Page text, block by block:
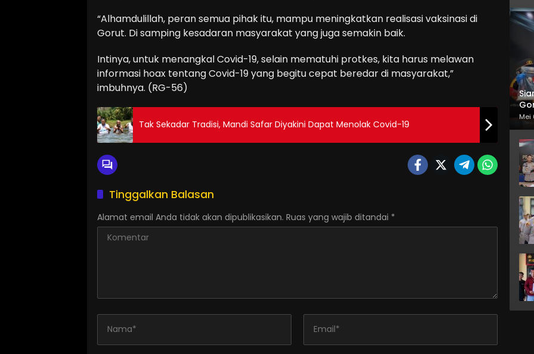
“Alhamdulillah, peran semua pihak itu, mampu meningkatkan realisasi vaksinasi di
Gorut. Di samping kesadaran masyarakat yang juga semakin baik.
Intinya, untuk menangkal Covid-19, selain mematuhi protkes, kita harus melawan
informasi hoax tentang Covid-19 yang begitu cepat beredar di masyarakat,”
imbuhnya. (RG-56)
Tak Sekadar Tradisi, Mandi Safar Diyakini Dapat Menolak Covid-19
Tinggalkan Balasan
Alamat email Anda tidak akan dipublikasikan. Ruas yang wajib ditandai *
Mei